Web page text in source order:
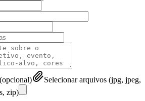
Selecionar arquivos (jpg, jpeg,
zip)